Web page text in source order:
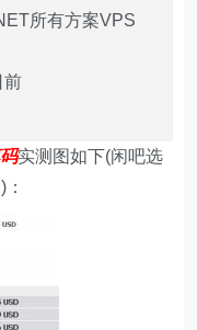
所有方案VPS
前
实测图如下(闲吧选